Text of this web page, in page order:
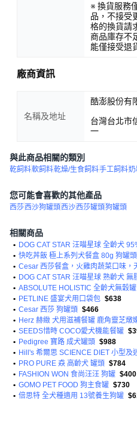
※ 換貨服務
品，不接受
格的換貨請
商品庫存不
能僅接受退
廠商資訊
名稱及地址
酷澎股份有
台灣台北市
一
與此商品相關的類別
乾飼料軟飼料乾燥/生食飼料手工飼料
您可能會喜歡的其他產品
西莎西沙狗罐頭西沙西莎罐頭狗罐頭
相關商品
• DOG CAT STAR 汪喵星球 全齡犬
• 快吃丼飯 極上系列犬餐盒 80g 狗罐
• Cesar 西莎餐盒，火雞肉蔬菜口味，
• DOG CAT STAR 汪喵星球 熟齡犬 無
• ABSOLUTE HOLISTIC 全齡犬無穀罐
• PETLINE 盛宴犬用口袋包 $638
• Cesar 西莎 狗罐頭 $466
• Herz 赫緻 犬用滋補餐罐 鹿角靈芝燉
• SEEDS惜時 COCO愛犬機能餐罐
• Pedigree 寶路 成犬罐頭 $988
• Hill's 希爾思 SCIENCE DIET 小型及
• PRO PURE 猋 高齡犬 罐頭 $784
• FASHION WON 食尚汪汪 狗罐 $400
• GOMO PET FOOD 狗主食罐 $730
• 倍思特 全犬種適用 13號養生狗罐